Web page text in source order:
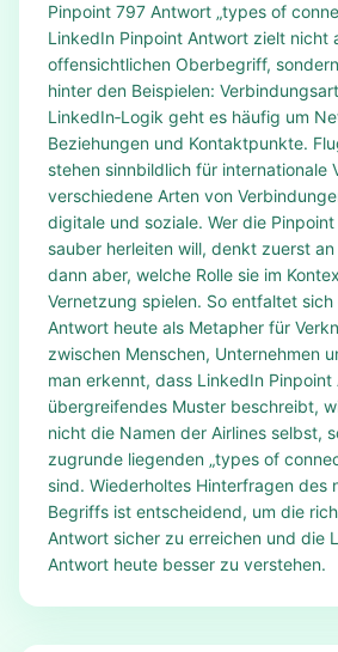
Pinpoint 797 Antwort „types of
LinkedIn Pinpoint Antwort zielt nicht
offensichtlichen Oberbegriff,
hinter den Beispielen:
LinkedIn‑Logik geht es häufig um
Beziehungen und Kontaktpunkte.
stehen sinnbildlich für internationale
verschiedene Arten von
digitale und soziale. Wer die
sauber herleiten will, denkt zuerst an
dann aber, welche Rolle sie im
Vernetzung spielen. So entfaltet
Antwort heute als Metapher für
zwischen Menschen, Unternehmen
man erkennt, dass LinkedIn
übergreifendes Muster beschreibt,
nicht die Namen der Airlines selbst,
zugrunde liegenden „types of
sind. Wiederholtes Hinterfragen des
Begriffs ist entscheidend, um die
Antwort sicher zu erreichen und die
Antwort heute besser zu verstehen.